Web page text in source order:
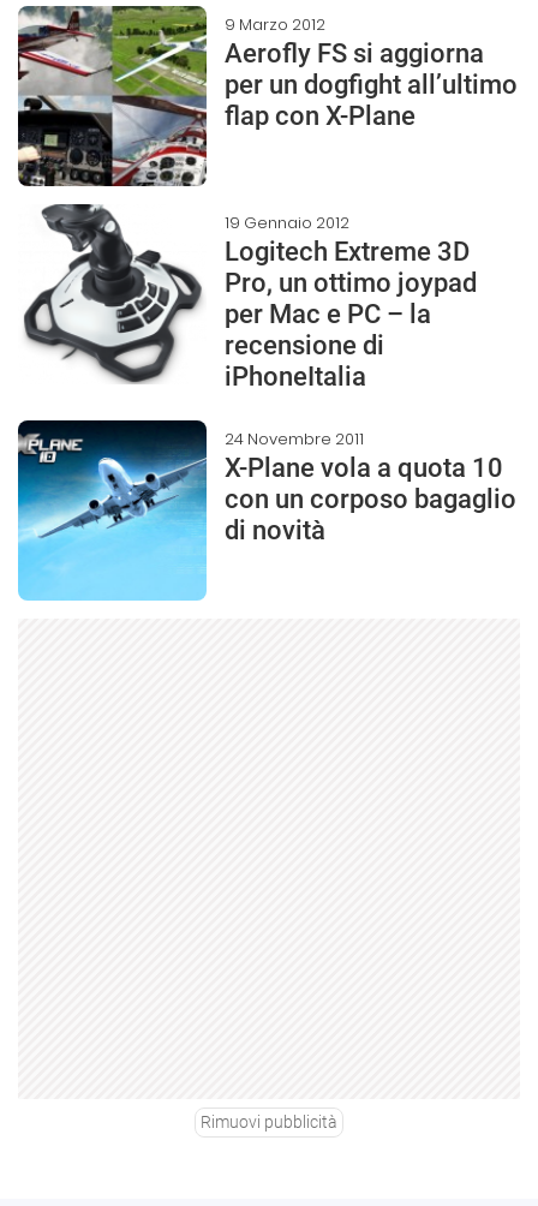
9 Marzo 2012
Aerofly FS si aggiorna
per un dogfight all’ultimo
flap con X-Plane
19 Gennaio 2012
Logitech Extreme 3D
Pro, un ottimo joypad
per Mac e PC – la
recensione di
iPhoneItalia
24 Novembre 2011
X-Plane vola a quota 10
con un corposo bagaglio
di novità
Rimuovi pubblicità